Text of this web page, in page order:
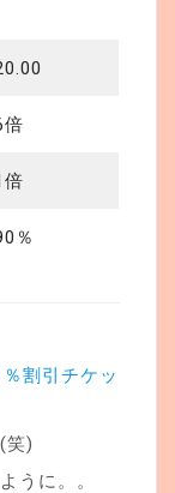
倍
倍
％
割引チケッ
笑)
うに。。